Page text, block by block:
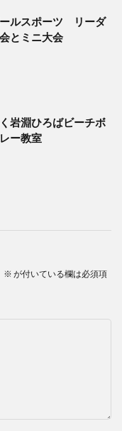
ルスポーツ リーダ
とミニ大会
岩淵ひろばビーチボ
ー教室
※ が付いている欄は必須項